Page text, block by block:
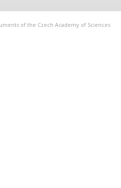
of the Czech Academy of Sciences